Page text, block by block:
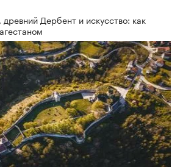
Дербент и искусство: как